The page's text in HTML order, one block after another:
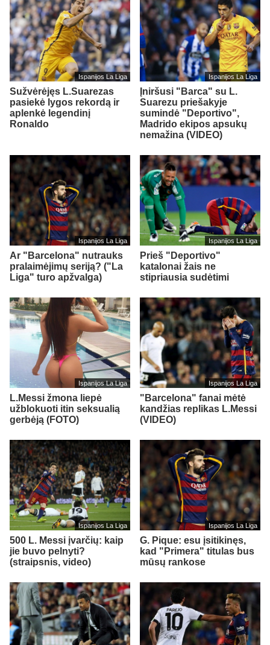
Ispanijos La Liga
Sužvėrėjęs L.Suarezas
pasiekė lygos rekordą ir
aplenkė legendinį
Ronaldo
Ispanijos La Liga
Įniršusi "Barca" su L.
Suarezu priešakyje
sumindė "Deportivo",
Madrido ekipos apsukų
nemažina (VIDEO)
Ispanijos La Liga
Ar "Barcelona" nutrauks
pralaimėjimų seriją? ("La
Liga" turo apžvalga)
Ispanijos La Liga
Prieš "Deportivo"
katalonai žais ne
stipriausia sudėtimi
Ispanijos La Liga
L.Messi žmona liepė
užblokuoti itin seksualią
gerbėją (FOTO)
Ispanijos La Liga
"Barcelona" fanai mėtė
kandžias replikas L.Messi
(VIDEO)
Ispanijos La Liga
500 L. Messi įvarčių: kaip
jie buvo pelnyti?
(straipsnis, video)
Ispanijos La Liga
G. Pique: esu įsitikinęs,
kad "Primera" titulas bus
mūsų rankose